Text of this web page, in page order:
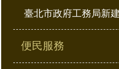
臺北市政府工務局新
便民服務